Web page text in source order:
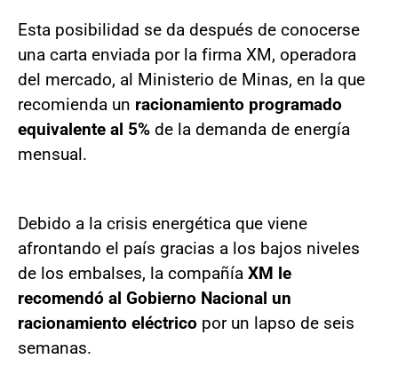
Esta posibilidad se da después de conocerse
una carta enviada por la firma XM, operadora
del mercado, al Ministerio de Minas, en la que
recomienda un racionamiento programado
equivalente al 5% de la demanda de energía
mensual.
Debido a la crisis energética que viene
afrontando el país gracias a los bajos niveles
de los embalses, la compañía XM le
recomendó al Gobierno Nacional un
racionamiento eléctrico por un lapso de seis
semanas.